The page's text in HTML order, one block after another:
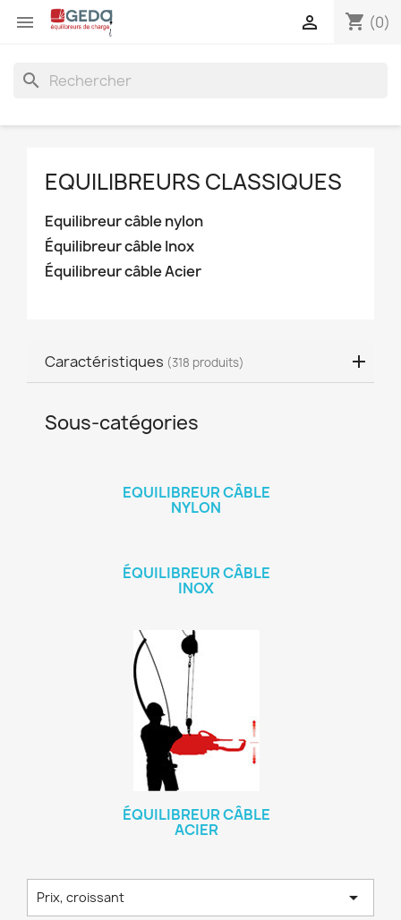
 shopping_cart (0)

search
EQUILIBREURS CLASSIQUES
Equilibreur câble nylon
Équilibreur câble Inox
Équilibreur câble Acier
Caractéristiques (318 produits)
Sous-catégories
EQUILIBREUR CÂBLE
NYLON
ÉQUILIBREUR CÂBLE
INOX
ÉQUILIBREUR CÂBLE
ACIER
Prix, croissant 